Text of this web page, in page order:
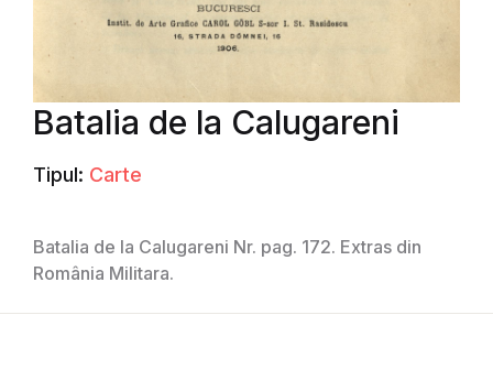
Batalia de la Calugareni
Tipul: Carte
Batalia de la Calugareni Nr. pag. 172. Extras din
România Militara.